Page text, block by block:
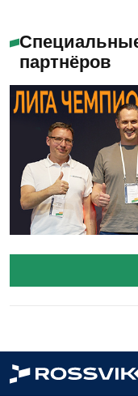
партнёров